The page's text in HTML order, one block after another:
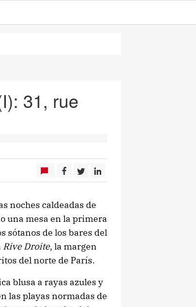
31, rue
noches caldeadas de
una mesa en la primera
sótanos de los bares del
Rive Droite, la margen
del norte de París.
blusa a rayas azules y
las playas normadas de